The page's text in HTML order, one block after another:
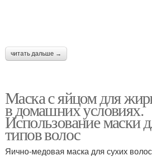
читать дальше →
Маска с яйцом для
в домашних условиях.
Использование маски
типов волос
Яично-медовая маска для сухих волос